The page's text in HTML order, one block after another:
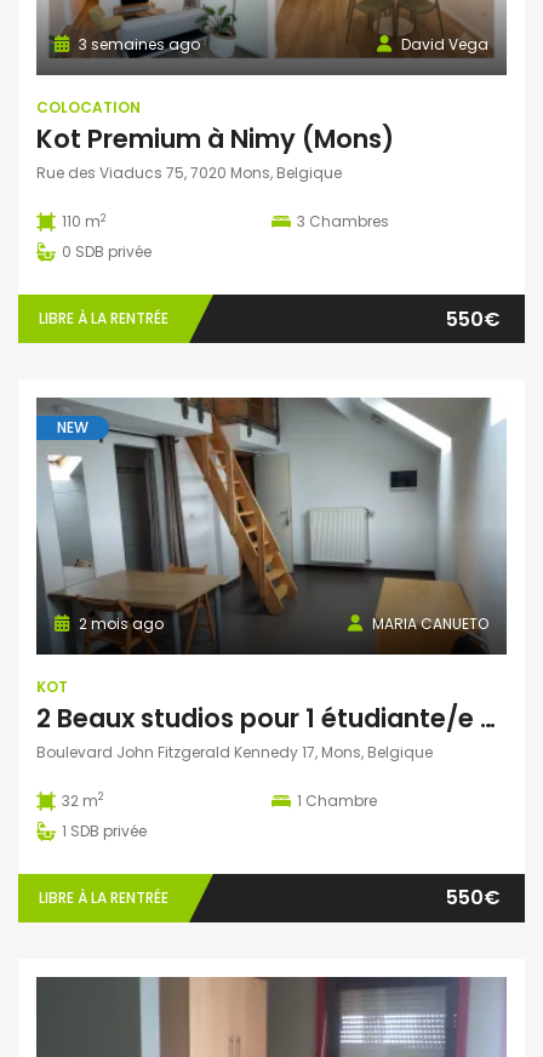
David Vega
3 semaines ago
COLOCATION
Kot Premium à Nimy (Mons)
Rue des Viaducs 75, 7020 Mons, Belgique
110 m2 3 Chambres
0 SDB privée
LIBRE À LA RENTRÉE 550€
NEW
MARIA CANUETO
2 mois ago
KOT
2 Beaux studios pour 1 étudiante/e non domicilié/e à Mons
Boulevard John Fitzgerald Kennedy 17, Mons, Belgique
32 m2 1 Chambre
1 SDB privée
LIBRE À LA RENTRÉE 550€